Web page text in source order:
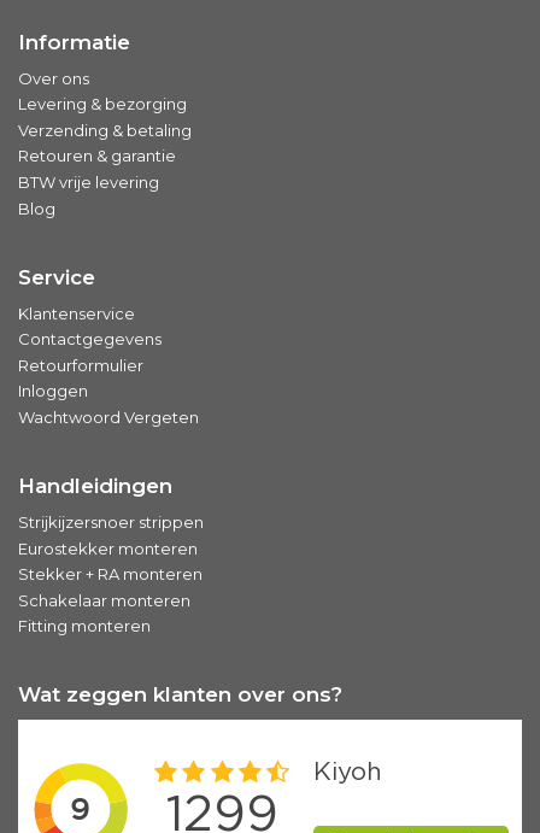
Informatie
Over ons
Levering & bezorging
Verzending & betaling
Retouren & garantie
BTW vrije levering
Blog
Service
Klantenservice
Contactgegevens
Retourformulier
Inloggen
Wachtwoord Vergeten
Handleidingen
Strijkijzersnoer strippen
Eurostekker monteren
Stekker + RA monteren
Schakelaar monteren
Fitting monteren
Wat zeggen klanten over ons?